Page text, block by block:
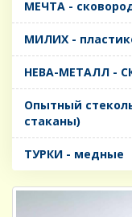
МЕЧТА -
МИЛИХ -
НЕВА-МЕТАЛЛ -
Опытный
стаканы)
ТУРКИ - медные